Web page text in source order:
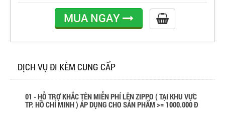
MUA NGAY
DỊCH VỤ ĐI KÈM CUNG CẤP
01 - HỖ TRỢ KHẮC TÊN MIỄN PHÍ LÊN ZIPPO ( TẠI KHU VỰC
TP. HỒ CHÍ MINH ) ÁP DỤNG CHO SẢN PHẨM >= 1000.000 Đ